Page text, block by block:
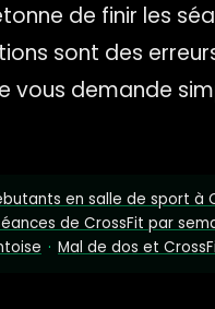
de finir les
sont des
vous demande
en salle de sport à
de CrossFit par
· Mal de dos et